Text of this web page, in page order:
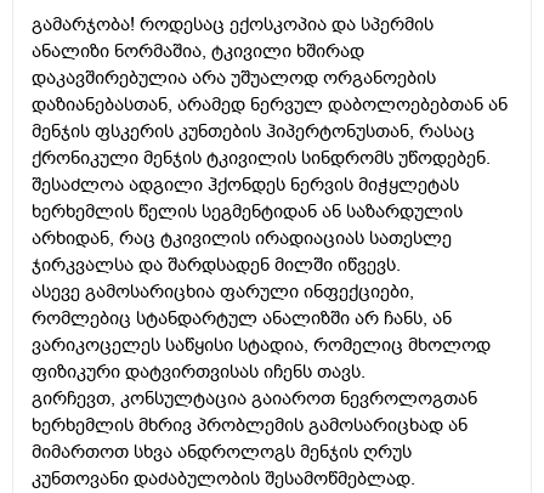
გამარჯობა! როდესაც ექოსკოპია და სპერმის
ანალიზი ნორმაშია, ტკივილი ხშირად
დაკავშირებულია არა უშუალოდ ორგანოების
დაზიანებასთან, არამედ ნერვულ დაბოლოებებთან ან
მენჯის ფსკერის კუნთების ჰიპერტონუსთან, რასაც
ქრონიკული მენჯის ტკივილის სინდრომს უწოდებენ.
შესაძლოა ადგილი ჰქონდეს ნერვის მიჭყლეტას
ხერხემლის წელის სეგმენტიდან ან საზარდულის
არხიდან, რაც ტკივილის ირადიაციას სათესლე
ჯირკვალსა და შარდსადენ მილში იწვევს.
ასევე გამოსარიცხია ფარული ინფექციები,
რომლებიც სტანდარტულ ანალიზში არ ჩანს, ან
ვარიკოცელეს საწყისი სტადია, რომელიც მხოლოდ
ფიზიკური დატვირთვისას იჩენს თავს.
გირჩევთ, კონსულტაცია გაიაროთ ნევროლოგთან
ხერხემლის მხრივ პრობლემის გამოსარიცხად ან
მიმართოთ სხვა ანდროლოგს მენჯის ღრუს
კუნთოვანი დაძაბულობის შესამოწმებლად.